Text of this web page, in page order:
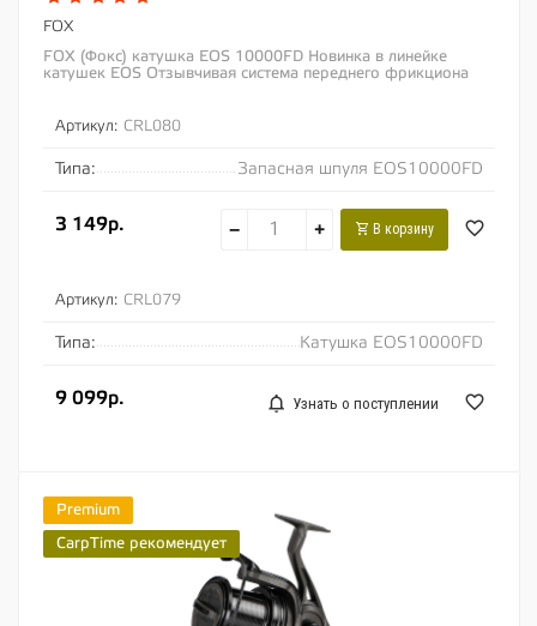
FOX
FOX (Фокс) катушка EOS 10000FD Новинка в линейке
катушек EOS Отзывчивая система переднего фрикциона
Артикул: CRL080
Типа: Запасная шпуля EOS10000FD
3 149р. − + В корзину
Артикул: CRL079
Типа: Катушка EOS10000FD
9 099р. Узнать о поступлении
Premium
CarpTime рекомендует